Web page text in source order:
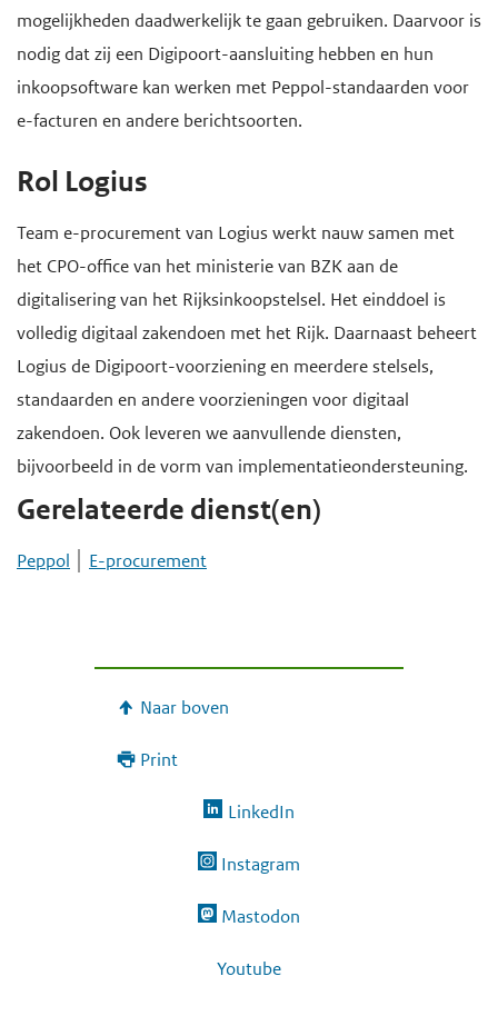
mogelijkheden daadwerkelijk te gaan gebruiken. Daarvoor is
nodig dat zij een Digipoort-aansluiting hebben en hun
inkoopsoftware kan werken met Peppol-standaarden voor
e-facturen en andere berichtsoorten.
Rol Logius
Team e-procurement van Logius werkt nauw samen met
het CPO-office van het ministerie van BZK aan de
digitalisering van het Rijksinkoopstelsel. Het einddoel is
volledig digitaal zakendoen met het Rijk. Daarnaast beheert
Logius de Digipoort-voorziening en meerdere stelsels,
standaarden en andere voorzieningen voor digitaal
zakendoen. Ook leveren we aanvullende diensten,
bijvoorbeeld in de vorm van implementatieondersteuning.
Gerelateerde dienst(en)
Peppol E-procurement
Naar boven
Print
LinkedIn
Instagram
Mastodon
Youtube